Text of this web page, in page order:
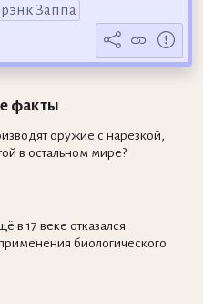
Заппа
факты
оружие с нарезкой,
в остальном мире?
в 17 веке отказался
биологического